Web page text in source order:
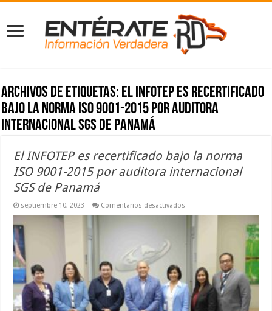
Archivos de etiquetas: El INFOTEP es recertificado
bajo la norma ISO 9001-2015 por auditora
internacional SGS de Panamá
El INFOTEP es recertificado bajo la norma
ISO 9001-2015 por auditora internacional
SGS de Panamá
septiembre 10, 2023 Comentarios desactivados
9001-
2015
por
auditora
internacional